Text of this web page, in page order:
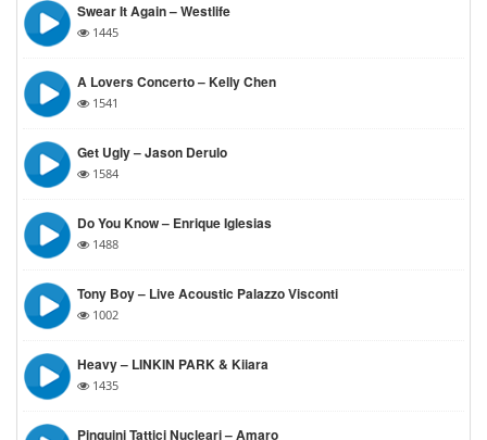
Swear It Again – Westlife
1445
A Lovers Concerto – Kelly Chen
1541
Get Ugly – Jason Derulo
1584
Do You Know – Enrique Iglesias
1488
Tony Boy – Live Acoustic Palazzo Visconti
1002
Heavy – LINKIN PARK & Kiiara
1435
Pinguini Tattici Nucleari – Amaro